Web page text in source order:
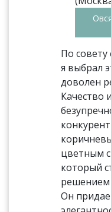
По совету
я выбрал
доволен
Качество
цветным
который
решением
Он